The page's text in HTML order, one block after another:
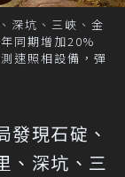
深坑、三峽、金
同期增加20%
速照相設備，彈
發現石碇、
、深坑、三